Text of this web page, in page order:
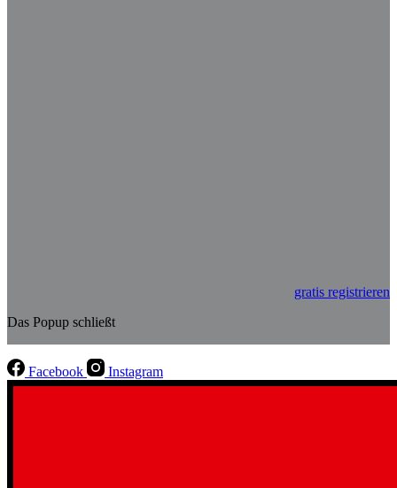
gratis registrieren
Das Popup schließt
Facebook Instagram